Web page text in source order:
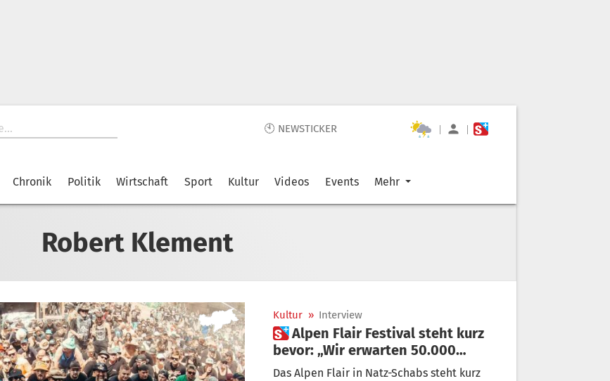
🕙 NEWSTICKER | |
Chronik Politik Wirtschaft Sport Kultur Videos Events Mehr
Robert Klement
Kultur » Interview
 Alpen Flair Festival steht kurz
bevor: „Wir erwarten 50.000
Besucher“
Das Alpen Flair in Natz-Schabs steht kurz